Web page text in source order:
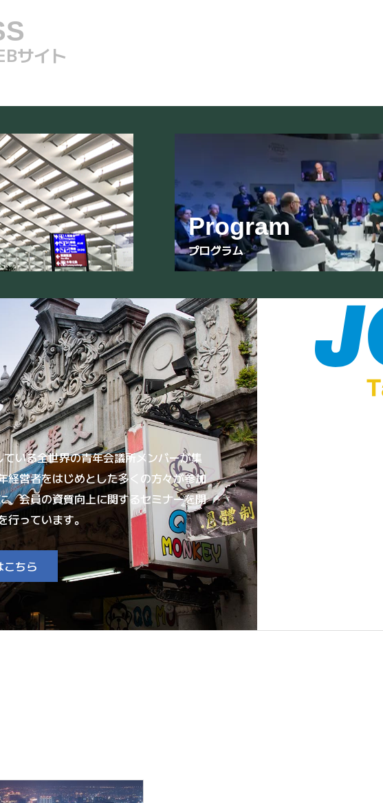
サイト
Program
プログラム
いる全世界の青年会議所メンバーが集
経営者をはじめとした多くの方々が参加
、会員の資質向上に関するセミナーを開
っています。
こちら